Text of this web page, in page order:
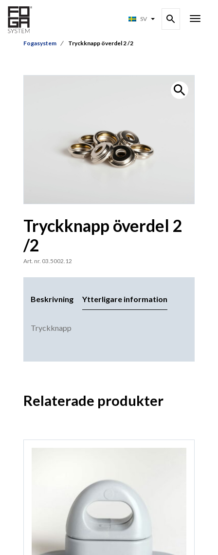
SV
Fogasystem Tryckknapp överdel 2 /2
Tryckknapp överdel 2
/2
Art. nr. 03.5002.12
Beskrivning Ytterligare information
Tryckknapp
Relaterade produkter